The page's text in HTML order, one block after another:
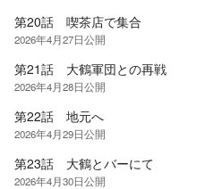
第20話 喫茶店で集合
2026年4月27日公開
第21話 大鶴軍団との再戦
2026年4月28日公開
第22話 地元へ
2026年4月29日公開
第23話 大鶴とバーにて
2026年4月30日公開